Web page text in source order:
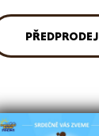
PŘEDPRODEJ